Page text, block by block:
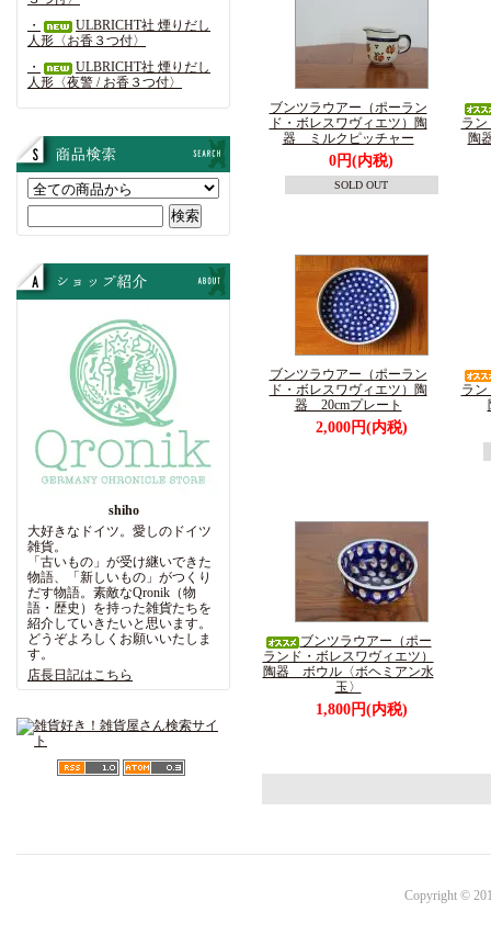
・
ULBRICHT社 煙りだし
人形〈お香３つ付〉
・
ULBRICHT社 煙りだし
人形〈夜警 / お香３つ付〉
shiho
大好きなドイツ。愛しのドイツ
雑貨。
「古いもの」が受け継いできた
物語、「新しいもの」がつくり
だす物語。素敵なQronik（物
語・歴史）を持った雑貨たちを
紹介していきたいと思います。
どうぞよろしくお願いいたしま
す。
店長日記はこちら
ブンツラウアー（ポーラン
ド・ボレスワヴィエツ）陶
器 ミルクピッチャー
0円(内税)
SOLD OUT
ラ
陶
ブンツラウアー（ポーラン
ド・ボレスワヴィエツ）陶
器 20cmプレート
2,000円(内税)
ラ
ブンツラウアー（ポー
ランド・ボレスワヴィエツ）
陶器 ボウル〈ボヘミアン水
玉〉
1,800円(内税)
Copyright ©